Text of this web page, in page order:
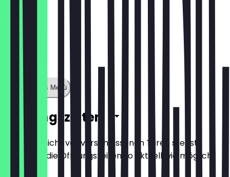
Zeige ganzes Menü
Öffnungszeiten
Damit du nicht vor verschlossenen Türen stehst,
halten wir die Öffnungszeiten so aktuell wie möglich.